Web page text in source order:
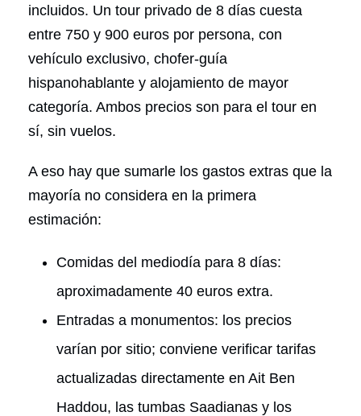
incluidos. Un tour privado de 8 días cuesta
entre 750 y 900 euros por persona, con
vehículo exclusivo, chofer-guía
hispanohablante y alojamiento de mayor
categoría. Ambos precios son para el tour en
sí, sin vuelos.
A eso hay que sumarle los gastos extras que la
mayoría no considera en la primera
estimación:
Comidas del mediodía para 8 días:
aproximadamente 40 euros extra.
Entradas a monumentos: los precios
varían por sitio; conviene verificar tarifas
actualizadas directamente en Ait Ben
Haddou, las tumbas Saadianas y los